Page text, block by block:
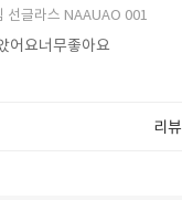
선글라스 NAAUAO 001
어요너무좋아요
리